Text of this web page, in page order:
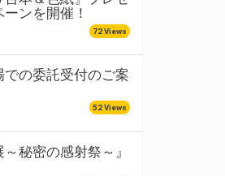
ンを開催！
72 Views
での委託受付のご案
52 Views
～秘密の感射祭～』